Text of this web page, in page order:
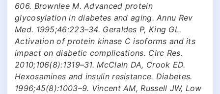
606. Brownlee M. Advanced protein
glycosylation in diabetes and aging. Annu Rev
Med. 1995;46:223–34. Geraldes P, King GL.
Activation of protein kinase C isoforms and its
impact on diabetic complications. Circ Res.
2010;106(8):1319–31. McClain DA, Crook ED.
Hexosamines and insulin resistance. Diabetes.
1996;45(8):1003–9. Vincent AM, Russell JW, Low